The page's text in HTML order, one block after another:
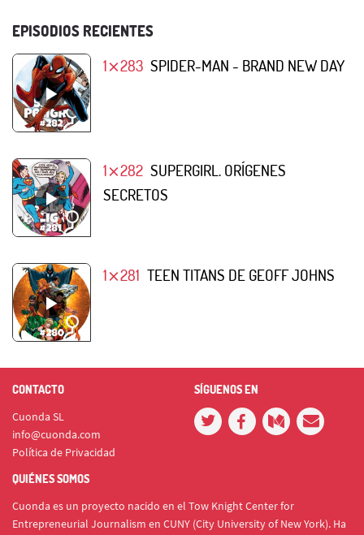
EPISODIOS RECIENTES
1⨯283 SPIDER-MAN - BRAND NEW DAY
1⨯282 SUPERGIRL. ORÍGENES
SECRETOS
1⨯281 TEEN TITANS DE GEOFF JOHNS
CONTACTO
Cuonda SL
info@cuonda.com
Política de Privacidad
SÍGUENOS EN
QUIÉNES SOMOS
Cuonda es un proyecto nacido en el Tow Knight Center for
Entrepreneurial Journalism en CUNY (City University of New York). Ha